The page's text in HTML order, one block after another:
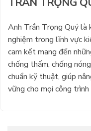
Anh Trần Trọng Quý là
nghiệm trong lĩnh vực
cam kết mang đến
chống thấm, chống
chuẩn kỹ thuật, giúp
vững cho mọi công